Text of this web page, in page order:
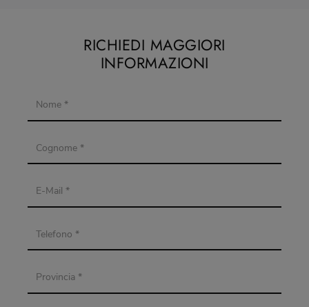
RICHIEDI MAGGIORI
INFORMAZIONI